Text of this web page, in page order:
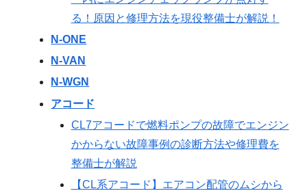
る！原因と修理方法を現役整備士が解説！
N-ONE
N-VAN
N-WGN
アコード
CL7アコードで燃料ポンプの故障でエンジン
かからない故障事例の診断方法や修理費を
整備士が解説
【CL系アコード】エアコン配管のムシから